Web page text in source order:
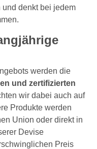
denkt bei jedem
werden die
und zertifizierten
wir dabei auch auf
Produkte werden
Union oder direkt in
Devise
Preis